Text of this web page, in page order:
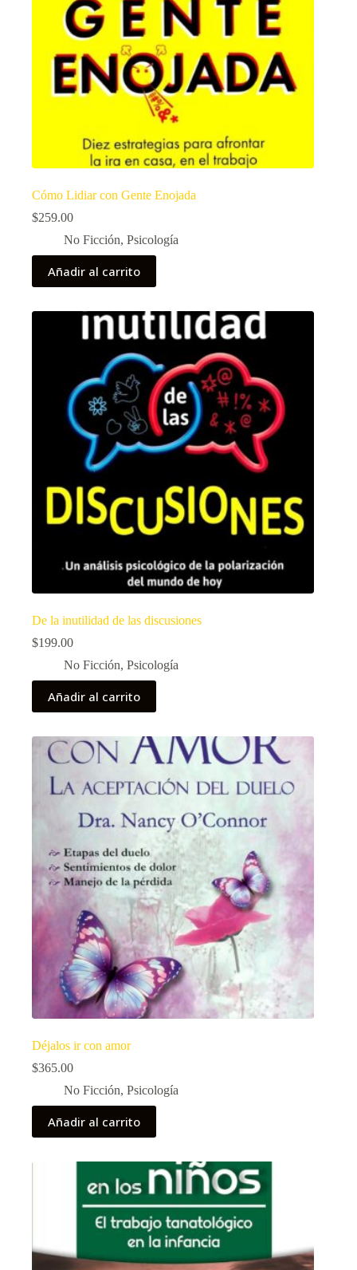
Cómo Lidiar con Gente Enojada
$259.00
No Ficción, Psicología
Añadir al carrito
De la inutilidad de las discusiones
$199.00
No Ficción, Psicología
Añadir al carrito
Déjalos ir con amor
$365.00
No Ficción, Psicología
Añadir al carrito